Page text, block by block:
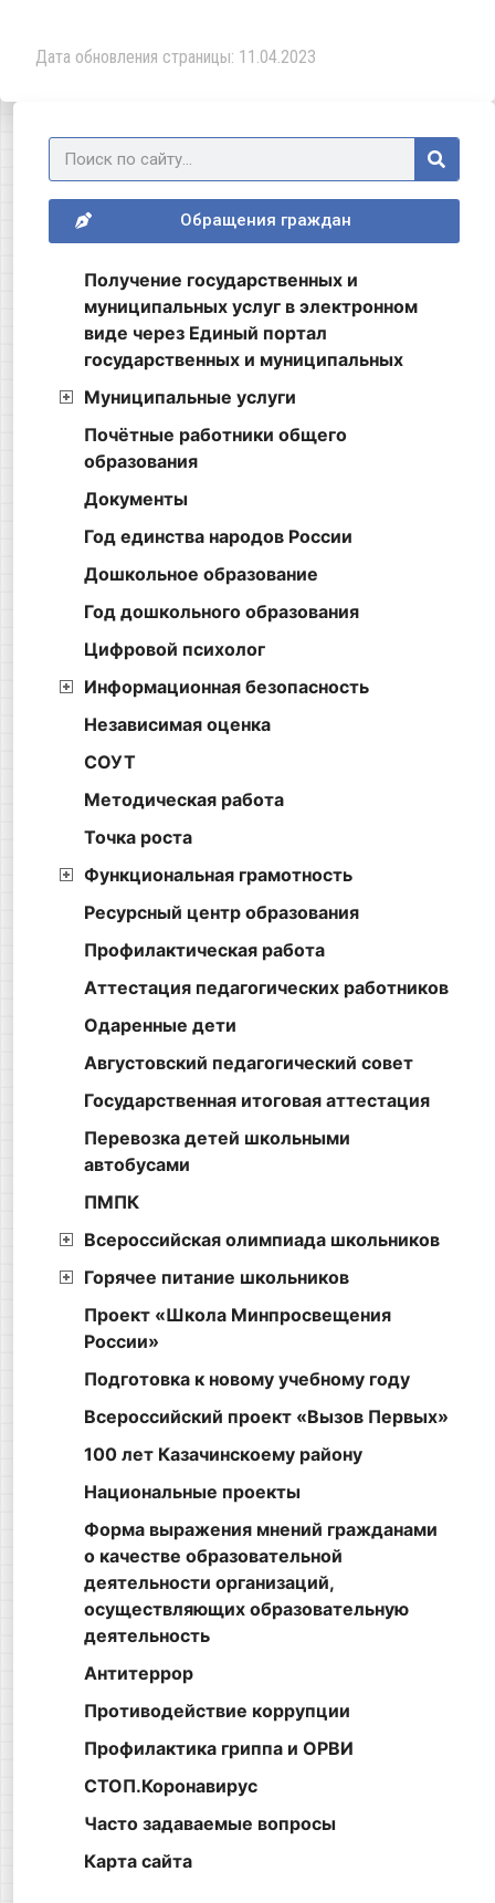
Дата обновления страницы: 11.04.2023
Обращения граждан
Получение государственных и
муниципальных услуг в электронном
виде через Единый портал
государственных и муниципальных
Муниципальные услуги
Почётные работники общего
образования
Документы
Год единства народов России
Дошкольное образование
Год дошкольного образования
Цифровой психолог
Информационная безопасность
Независимая оценка
СОУТ
Методическая работа
Точка роста
Функциональная грамотность
Ресурсный центр образования
Профилактическая работа
Аттестация педагогических работников
Одаренные дети
Августовский педагогический совет
Государственная итоговая аттестация
Перевозка детей школьными
автобусами
ПМПК
Всероссийская олимпиада школьников
Горячее питание школьников
Проект «Школа Минпросвещения
России»
Подготовка к новому учебному году
Всероссийский проект «Вызов Первых»
100 лет Казачинскоему району
Национальные проекты
Форма выражения мнений гражданами
о качестве образовательной
деятельности организаций,
осуществляющих образовательную
деятельность
Антитеррор
Противодействие коррупции
Профилактика гриппа и ОРВИ
СТОП.Коронавирус
Часто задаваемые вопросы
Карта сайта